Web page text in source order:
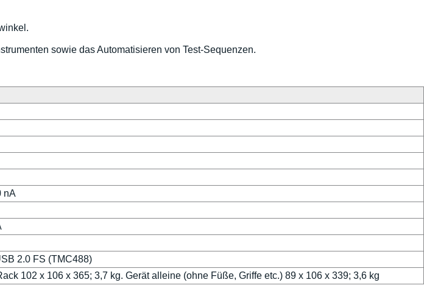
sowie das Automatisieren von Test-Sequenzen.
nA
2.0 FS (TMC488)
102 x 106 x 365; 3,7 kg. Gerät alleine (ohne Füße, Griffe etc.) 89 x 106 x 339; 3,6 kg